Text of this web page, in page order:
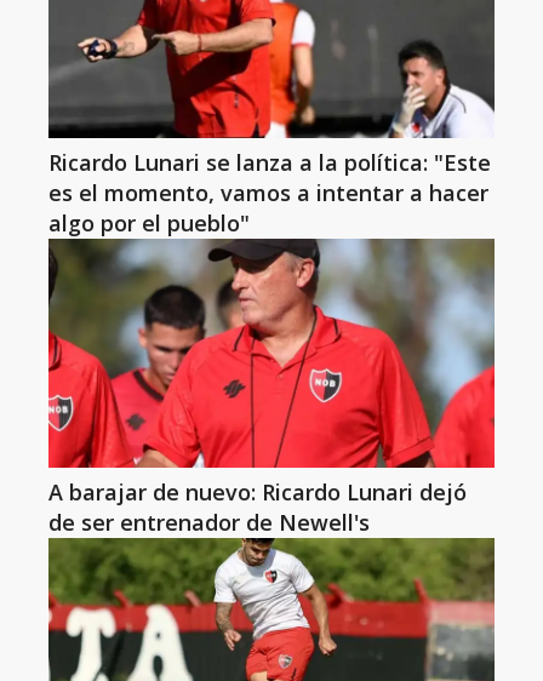
Ricardo Lunari se lanza a la política: "Este
es el momento, vamos a intentar a hacer
algo por el pueblo"
A barajar de nuevo: Ricardo Lunari dejó
de ser entrenador de Newell's